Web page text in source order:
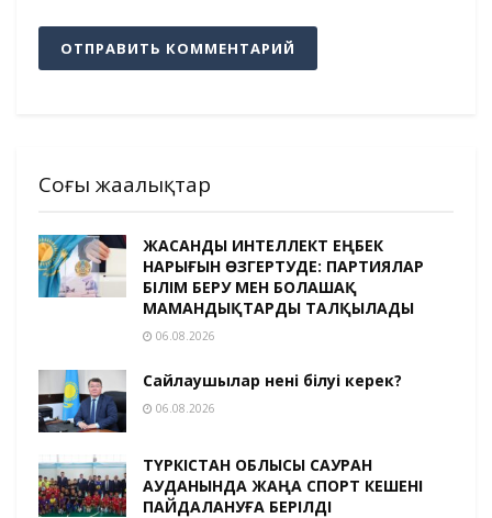
Соңғы жаңалықтар
ЖАСАНДЫ ИНТЕЛЛЕКТ ЕҢБЕК
НАРЫҒЫН ӨЗГЕРТУДЕ: ПАРТИЯЛАР
БІЛІМ БЕРУ МЕН БОЛАШАҚ
МАМАНДЫҚТАРДЫ ТАЛҚЫЛАДЫ
06.08.2026
Сайлаушылар нені білуі керек?
06.08.2026
ТҮРКІСТАН ОБЛЫСЫ САУРАН
АУДАНЫНДА ЖАҢА СПОРТ КЕШЕНІ
ПАЙДАЛАНУҒА БЕРІЛДІ